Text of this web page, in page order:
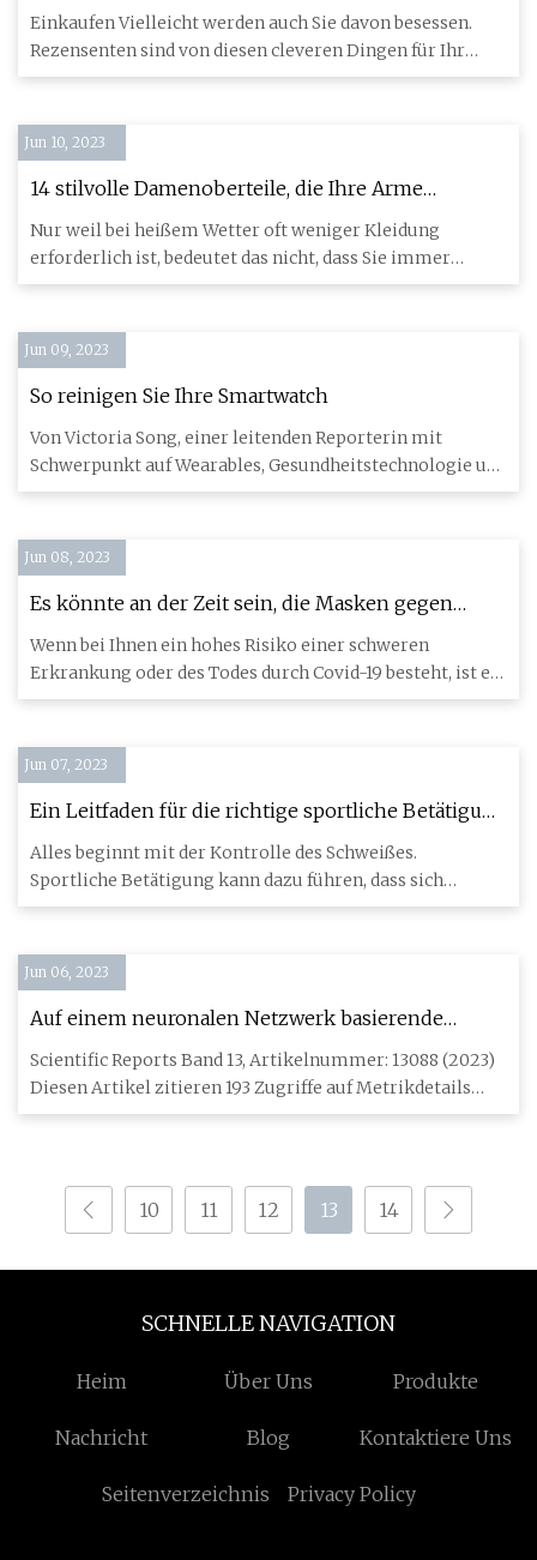
Amazon, von denen Rezensenten besessen sind
Einkaufen Vielleicht werden auch Sie davon besessen.
Rezensenten sind von diesen cleveren Dingen für Ihr
Zuhause beses
Jun 10, 2023
14 stilvolle Damenoberteile, die Ihre Arme
bedecken
Nur weil bei heißem Wetter oft weniger Kleidung
erforderlich ist, bedeutet das nicht, dass Sie immer
Bereiche Ihres Kör
Jun 09, 2023
So reinigen Sie Ihre Smartwatch
Von Victoria Song, einer leitenden Reporterin mit
Schwerpunkt auf Wearables, Gesundheitstechnologie und
mehr mit 11 Jah
Jun 08, 2023
Es könnte an der Zeit sein, die Masken gegen
Covid auszupacken, sagen einige Experten
Wenn bei Ihnen ein hohes Risiko einer schweren
Erkrankung oder des Todes durch Covid-19 besteht, ist es
an der Zeit, die
Jun 07, 2023
Ein Leitfaden für die richtige sportliche Betätigung
bei Ekzemen
Alles beginnt mit der Kontrolle des Schweißes.
Sportliche Betätigung kann dazu führen, dass sich
Ekzeme verschlimmern,
Jun 06, 2023
Auf einem neuronalen Netzwerk basierende
Korrosionsmodellierung eines Bogens aus
Edelstahl 316L unter Verwendung von
Kartierungsdaten des elektrischen Feldes
Scientific Reports Band 13, Artikelnummer: 13088 (2023)
Diesen Artikel zitieren 193 Zugriffe auf Metrikdetails
Edelstahl
10 11 12 13 14
SCHNELLE NAVIGATION
Heim Über Uns Produkte
Nachricht Blog Kontaktiere Uns
Seitenverzeichnis Privacy Policy